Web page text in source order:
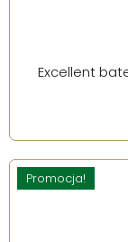
Excellent
Promocja!